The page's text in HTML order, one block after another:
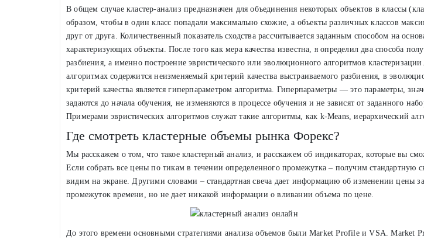
В общем случае кластер-анализ предназначен для объединения некоторых объектов в классы
образом, чтобы в один класс попадали максимально схожие, а объекты различных классов
друг от друга. Количественный показатель сходства рассчитывается заданным способом на
характеризующих объекты. После того как мера качества известна, я определил два способа
разбиения, а именно построение эвристического или эволюционного алгоритмов
алгоритмах содержится неизменяемый критерий качества выстраиваемого разбиения, в
критерий качества является гиперпараметром алгоритма. Гиперпараметры — это параметры,
задаются до начала обучения, не изменяются в процессе обучения и не зависят от заданного
Примерами эвристических алгоритмов служат такие алгоритмы, как k-Means, иерархический
Где смотреть кластерные объемы рынка Форекс?
Мы расскажем о том, что такое кластерный анализ, и расскажем об индикаторах, которые вы
Если собрать все цены по тикам в течении определенного промежутка – получим стандартную
видим на экране. Другими словами – стандартная свеча дает информацию об изменении цены
промежуток времени, но не дает никакой информации о вливании объема по цене.
До этого времени основными стратегиями анализа объемов были Market Profile и VSA. Market